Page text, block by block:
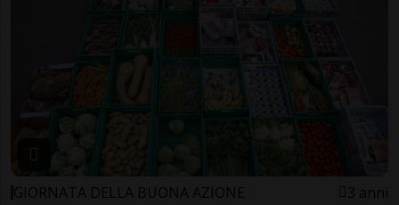
GIORNATA DELLA BUONA AZIONE 3 anni